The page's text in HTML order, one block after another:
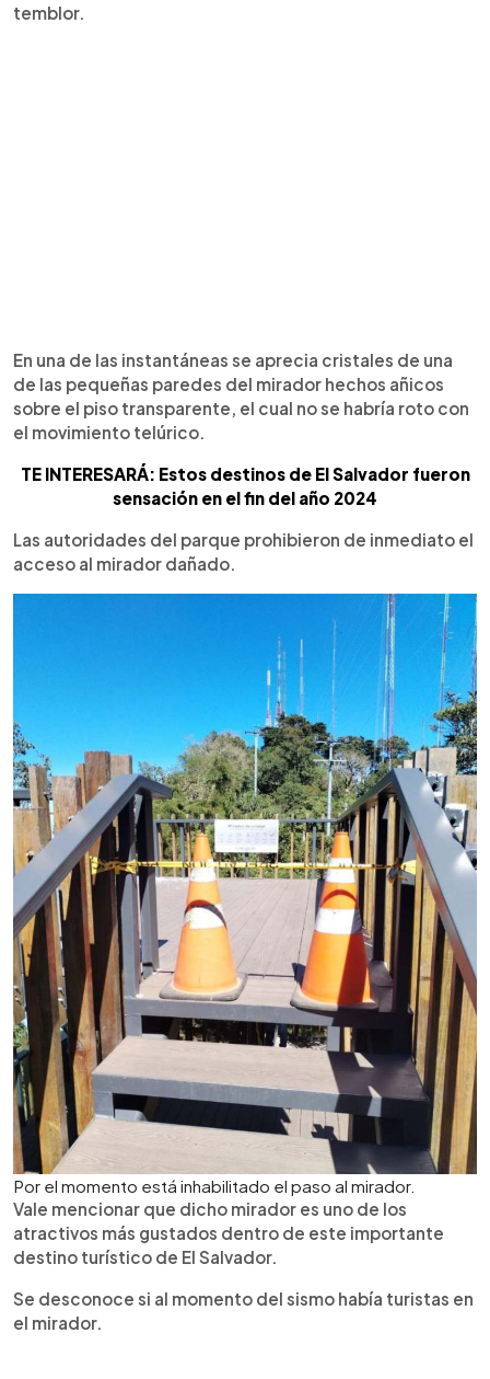
temblor.
En una de las instantáneas se aprecia cristales de una
de las pequeñas paredes del mirador hechos añicos
sobre el piso transparente, el cual no se habría roto con
el movimiento telúrico.
TE INTERESARÁ: Estos destinos de El Salvador fueron
sensación en el fin del año 2024
Las autoridades del parque prohibieron de inmediato el
acceso al mirador dañado.
Por el momento está inhabilitado el paso al mirador.
Vale mencionar que dicho mirador es uno de los
atractivos más gustados dentro de este importante
destino turístico de El Salvador.
Se desconoce si al momento del sismo había turistas en
el mirador.